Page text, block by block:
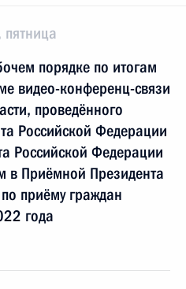
порядке по итогам
видео-конференц-связи
проведённого
Российской Федерации
Российской Федерации
Приёмной Президента
приёму граждан
года